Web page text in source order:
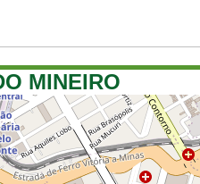
MINEIRO